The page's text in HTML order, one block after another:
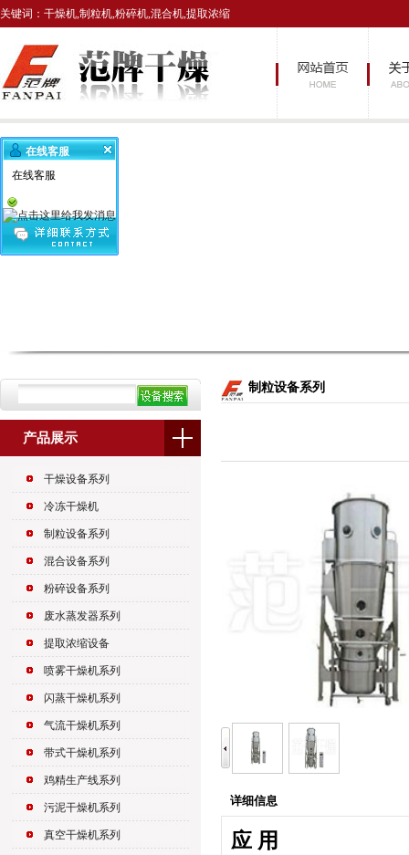
关键词：干燥机,制粒机,粉碎机,混合机,提取浓缩
产品展示
干燥设备系列
冷冻干燥机
制粒设备系列
混合设备系列
粉碎设备系列
废水蒸发器系列
提取浓缩设备
喷雾干燥机系列
闪蒸干燥机系列
气流干燥机系列
带式干燥机系列
鸡精生产线系列
污泥干燥机系列
真空干燥机系列
制粒设备系列
详细信息
应 用
在线客服
在线客服